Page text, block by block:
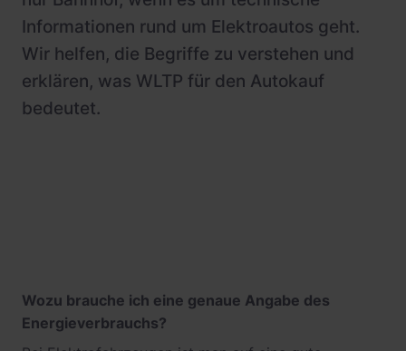
Informationen rund um Elektroautos geht.
Wir helfen, die Begriffe zu verstehen und
erklären, was WLTP für den Autokauf
bedeutet.
Wozu brauche ich eine genaue Angabe des
Energieverbrauchs?